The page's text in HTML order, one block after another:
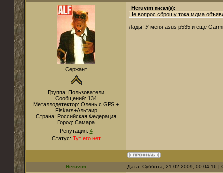
Сержант
Группа: Пользователи
Сообщений: 134
Металлодетектор: Олень с GPS +
Fiskars+Альтаир
Страна: Российская Федерация
Город: Самара
Репутация: 4
Статус: Тут его нет
Heruvim писал(а):
Не вопрос сброшу тока мдма
Лады! У меня asus p535 и еще
Heruvim Дата: Суббота, 21.02.2009, 00:04:16